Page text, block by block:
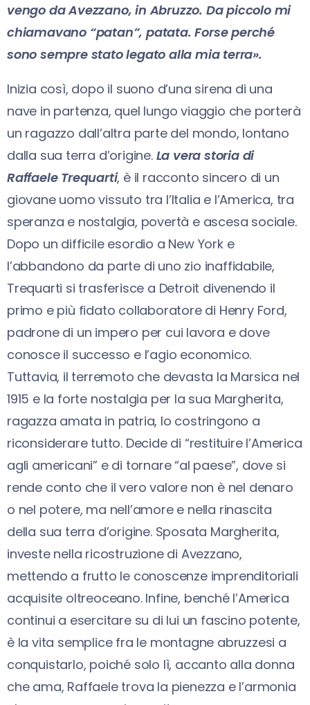
vengo da Avezzano, in Abruzzo. Da piccolo mi
chiamavano “patan”, patata. Forse perché
sono sempre stato legato alla mia terra».
Inizia così, dopo il suono d’una sirena di una
nave in partenza, quel lungo viaggio che porterà
un ragazzo dall’altra parte del mondo, lontano
dalla sua terra d’origine. La vera storia di
Raffaele Trequarti, è il racconto sincero di un
giovane uomo vissuto tra l’Italia e l’America, tra
speranza e nostalgia, povertà e ascesa sociale.
Dopo un difficile esordio a New York e
l’abbandono da parte di uno zio inaffidabile,
Trequarti si trasferisce a Detroit divenendo il
primo e più fidato collaboratore di Henry Ford,
padrone di un impero per cui lavora e dove
conosce il successo e l’agio economico.
Tuttavia, il terremoto che devasta la Marsica nel
1915 e la forte nostalgia per la sua Margherita,
ragazza amata in patria, lo costringono a
riconsiderare tutto. Decide di “restituire l’America
agli americani” e di tornare “al paese”, dove si
rende conto che il vero valore non è nel denaro
o nel potere, ma nell’amore e nella rinascita
della sua terra d’origine. Sposata Margherita,
investe nella ricostruzione di Avezzano,
mettendo a frutto le conoscenze imprenditoriali
acquisite oltreoceano. Infine, benché l’America
continui a esercitare su di lui un fascino potente,
è la vita semplice fra le montagne abruzzesi a
conquistarlo, poiché solo lì, accanto alla donna
che ama, Raffaele trova la pienezza e l’armonia